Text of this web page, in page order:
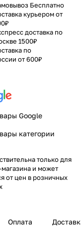
Бесплатно
курьером от
доставка по
1500₽
по
от 600₽
Google
категории
только для
магазина и может
от цен в розничных
Оплата